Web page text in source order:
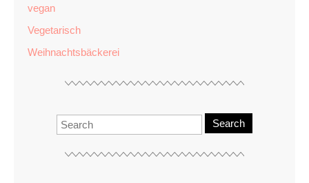
vegan
Vegetarisch
Weihnachtsbäckerei
Search